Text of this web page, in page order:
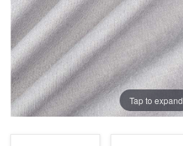
Tap to expand